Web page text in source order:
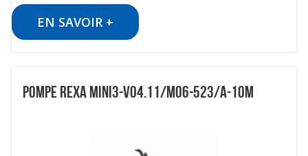
EN SAVOIR +
POMPE REXA MINI3-V04.11/M06-523/A-10M